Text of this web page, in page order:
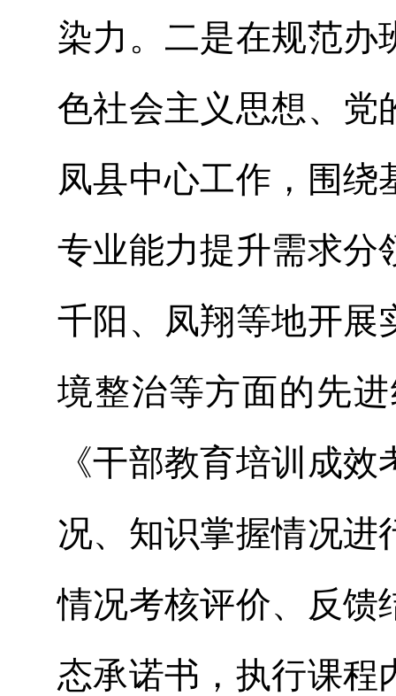
染力。二是在规范办
色社会主义思想、党
凤县中心工作，围绕
专业能力提升需求分
千阳、凤翔等地开展
境整治等方面的先
《干部教育培训成
况、知识掌握情况进
情况考核评价、反馈
态承诺书，执行课程